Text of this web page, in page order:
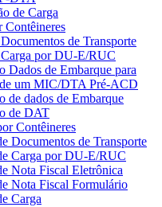
de Carga
Contêineres
de Transporte
Carga por DU-E/RUC
Dados de Embarque para
um MIC/DTA Pré-ACD
de dados de Embarque
de DAT
Contêineres
Documentos de Transporte
Carga por DU-E/RUC
Nota Fiscal Eletrônica
Nota Fiscal Formulário
Carga